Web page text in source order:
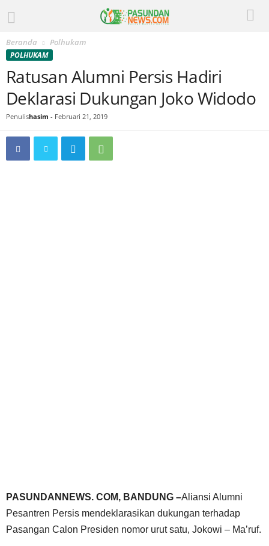
Beranda Polhukam
POLHUKAM
Ratusan Alumni Persis Hadiri
Deklarasi Dukungan Joko Widodo
Penulishasim - Februari 21, 2019
PASUNDANNEWS. COM, BANDUNG –Aliansi Alumni
Pesantren Persis mendeklarasikan dukungan terhadap
Pasangan Calon Presiden nomor urut satu, Jokowi – Ma’ruf.